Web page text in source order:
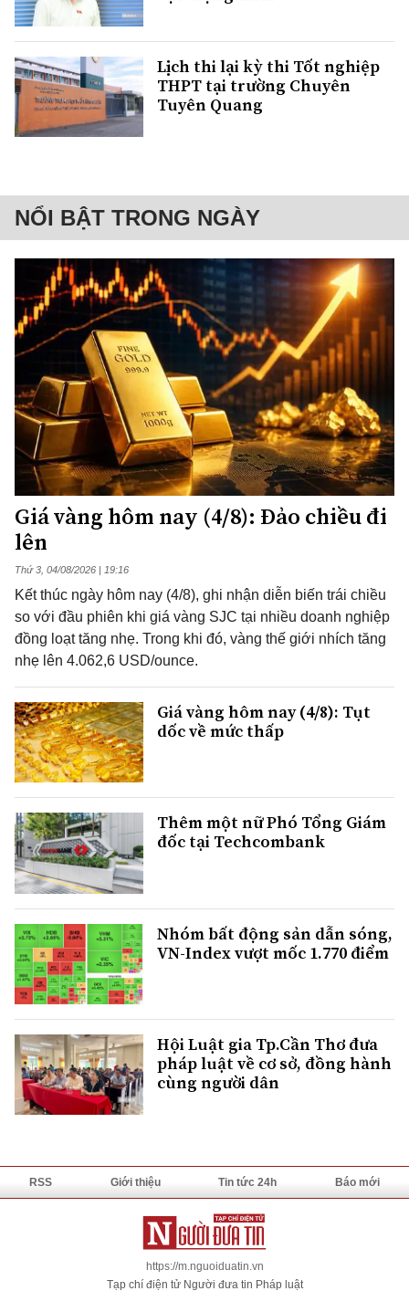
Lịch thi lại kỳ thi Tốt nghiệp
THPT tại trường Chuyên
Tuyên Quang
NỔI BẬT TRONG NGÀY
Giá vàng hôm nay (4/8): Đảo chiều đi
lên
Thứ 3, 04/08/2026 | 19:16
Kết thúc ngày hôm nay (4/8), ghi nhận diễn biến trái chiều
so với đầu phiên khi giá vàng SJC tại nhiều doanh nghiệp
đồng loạt tăng nhẹ. Trong khi đó, vàng thế giới nhích tăng
nhẹ lên 4.062,6 USD/ounce.
Giá vàng hôm nay (4/8): Tụt
dốc về mức thấp
Thêm một nữ Phó Tổng Giám
đốc tại Techcombank
Nhóm bất động sản dẫn sóng,
VN-Index vượt mốc 1.770 điểm
Hội Luật gia Tp.Cần Thơ đưa
pháp luật về cơ sở, đồng hành
cùng người dân
RSS Giới thiệu Tin tức 24h Báo mới
https://m.nguoiduatin.vn
Tạp chí điện tử Người đưa tin Pháp luật